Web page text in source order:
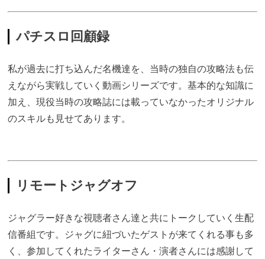
パチスロ回顧録
私が過去に打ち込んだ名機達を、当時の独自の攻略法も伝
えながら実戦していく動画シリーズです。基本的な知識に
加え、現役当時の攻略誌には載っていなかったオリジナル
のスキルも見せてあります。
リモートジャグオフ
ジャグラー好きな視聴者さん達と共にトークしていく生配
信番組です。ジャグに紐づいたゲストが来てくれる事も多
く、参加してくれたライターさん・演者さんには感謝して